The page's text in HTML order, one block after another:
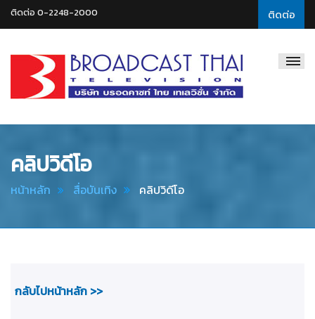
ติดต่อ
ติดต่อ 0-2248-2000
Thai
คลิปวิดีโอ
หน้าหลัก สื่อบันเทิง คลิปวิดีโอ
กลับไปหน้าหลัก >>